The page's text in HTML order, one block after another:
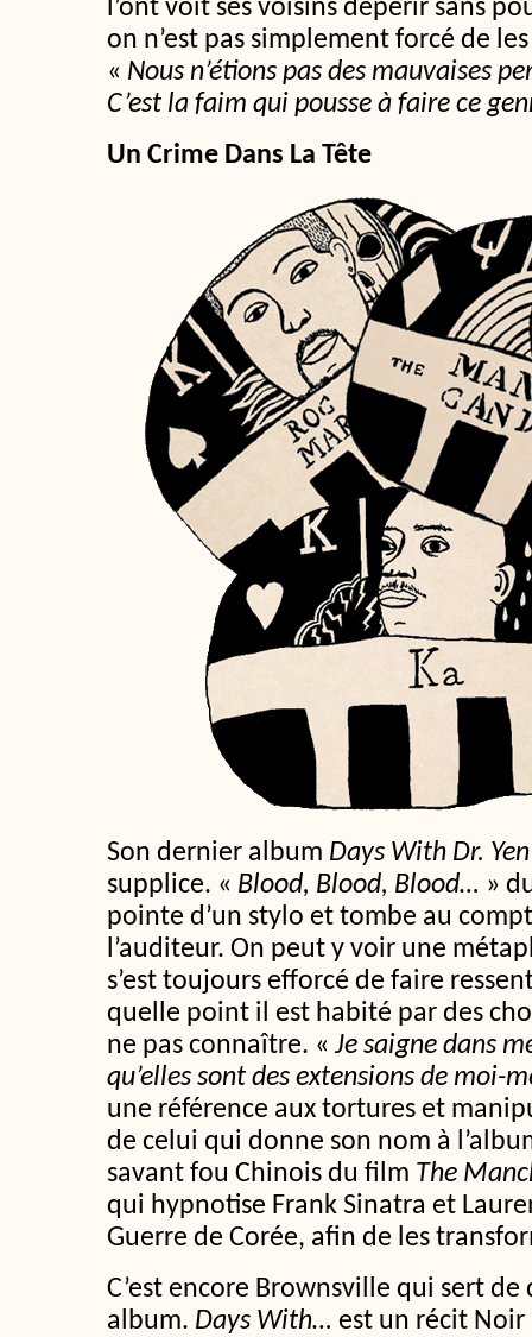
l’ont voit ses voisins dépérir sans
on n’est pas simplement forcé de
« Nous n’étions pas des mauvaises
C’est la faim qui pousse à faire ce
Un Crime Dans La Tête
Son dernier album Days With Dr.
supplice. « Blood, Blood, Blood… »
pointe d’un stylo et tombe au
l’auditeur. On peut y voir une
s’est toujours efforcé de faire
quelle point il est habité par des
ne pas connaître. « Je saigne dans
qu’elles sont des extensions de moi-
une référence aux tortures et
de celui qui donne son nom à
savant fou Chinois du film The
qui hypnotise Frank Sinatra et
Guerre de Corée, afin de les
C’est encore Brownsville qui sert de
album. Days With… est un récit Noir